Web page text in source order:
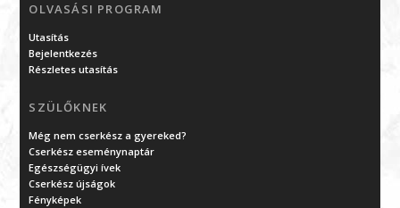
OLVASÁSI PROGRAM
Utasítás
Bejelentkezés
Részletes utasítás
SZÜLŐKNEK
Még nem cserkész a gyereked?
Cserkész eseménynaptár
Egészségügyi ívek
Cserkész újságok
Fényképek